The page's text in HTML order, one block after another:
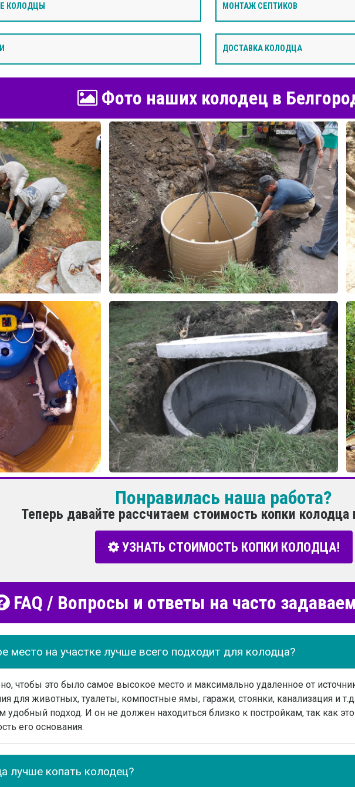
КОЛОДЦЫ МОНТАЖ СЕПТИКОВ
ДОСТАВКА КОЛОДЦА
Фото наших колодец в
Понравилась наша работа?
Теперь давайте рассчитаем стоимость копки колодца
УЗНАТЬ СТОИМОСТЬ КОПКИ КОЛОДЦА!
FAQ / Вопросы и ответы на часто
место на участке лучше всего подходит для колодца?
чтобы это было самое высокое место и максимально удаленное от
для животных, туалеты, компостные ямы, гаражи, стоянки, канализация и
удобный подход. И он не должен находиться близко к постройкам, так как
его основания.
лучше копать колодец?